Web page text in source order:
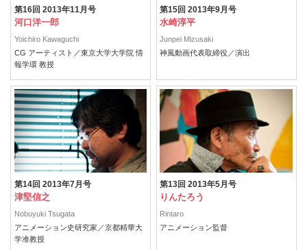
第16回 2013年11月号
河口洋一郎
Yoichiro Kawaguchi
CG アーティスト／東京大学大学院 情
報学環 教授
第15回 2013年9月号
水崎淳平
Junpei Mizusaki
神風動画代表取締役／演出
第14回 2013年7月号
津堅信之
Nobuyuki Tsugata
アニメーション史研究家／京都精華大
学准教授
第13回 2013年5月号
りんたろう
Rintaro
アニメーション監督